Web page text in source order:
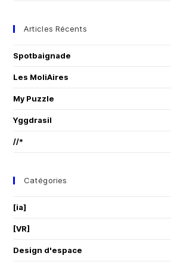
Articles Récents
Spotbaignade
Les MoliAires
My Puzzle
Yggdrasil
//*
Catégories
[ia]
[VR]
Design d'espace